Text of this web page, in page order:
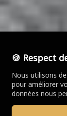
🍪 Respect
Nous utilisons
pour améliorer
données nous